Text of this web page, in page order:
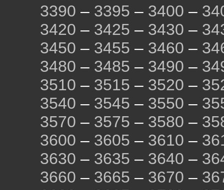
3390 – 3395 – 3400 –
3420 – 3425 – 3430 –
3450 – 3455 – 3460 –
3480 – 3485 – 3490 –
3510 – 3515 – 3520 –
3540 – 3545 – 3550 –
3570 – 3575 – 3580 –
3600 – 3605 – 3610 –
3630 – 3635 – 3640 –
3660 – 3665 – 3670 –